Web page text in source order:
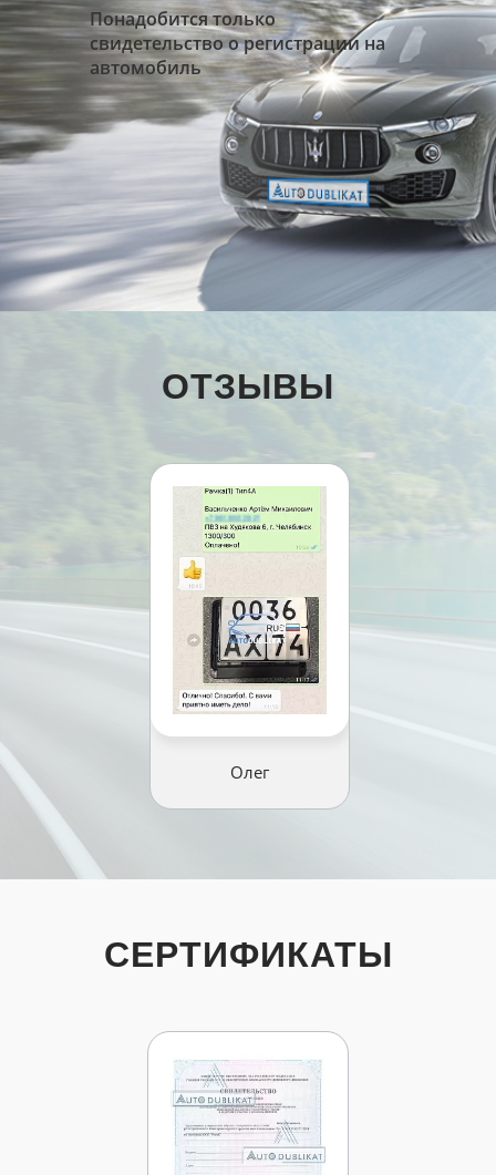
Понадобится только
свидетельство о регистрации на
автомобиль
ОТЗЫВЫ
Олег
СЕРТИФИКАТЫ